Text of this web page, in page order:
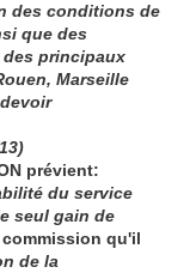
des conditions de
que des
principaux
Marseille
prévient:
du service
seul gain de
qu'il
de la